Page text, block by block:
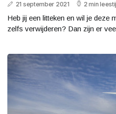
21 september 2021 2 min
Heb jij een litteken en wil je deze
zelfs verwijderen? Dan zijn er